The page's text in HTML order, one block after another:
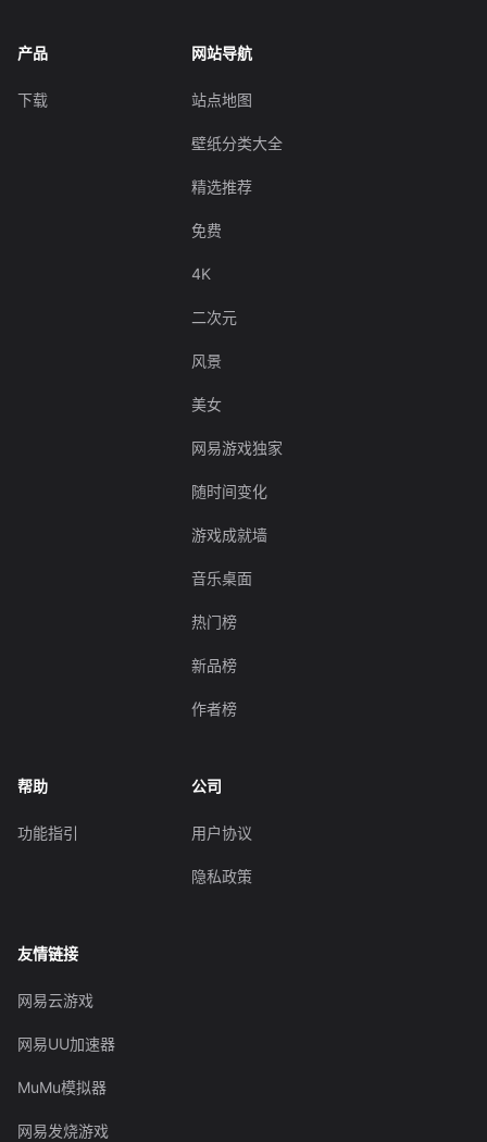
产品
下载
网站导航
站点地图
壁纸分类大全
精选推荐
免费
4K
二次元
风景
美女
网易游戏独家
随时间变化
游戏成就墙
音乐桌面
热门榜
新品榜
作者榜
帮助
功能指引
公司
用户协议
隐私政策
友情链接
网易云游戏
网易UU加速器
MuMu模拟器
网易发烧游戏